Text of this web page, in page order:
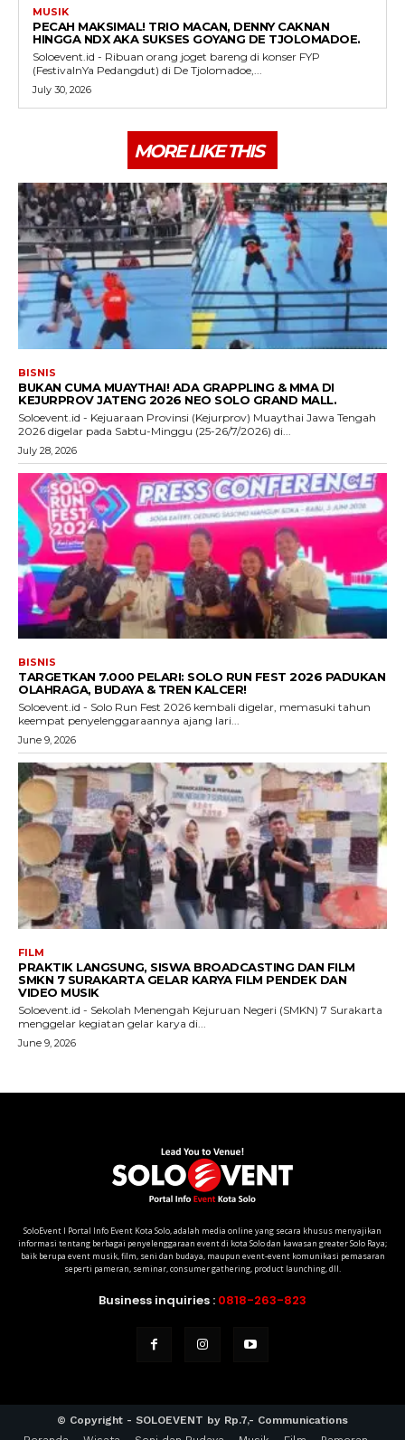
SoloEvent I Portal Info Event Kota Solo, adalah media online yang secara khusus menyajikan
informasi tentang berbagai penyelenggaraan event di kota Solo dan kawasan greater Solo Raya;
baik berupa event musik, film, seni dan budaya, maupun event-event komunikasi pemasaran
seperti pameran, seminar, consumer gathering, product launching, dll.
Business inquiries : 0818-263-823
© Copyright - SOLOEVENT by Rp.7,- Communications